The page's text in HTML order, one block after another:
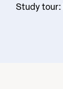
Study tour: